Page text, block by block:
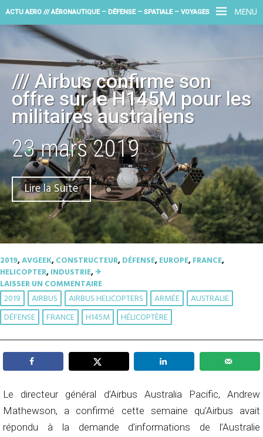
MENU
ACTU AERO /// AÉRONAUTIQUE – DÉFENSE – SPATIALE – VOYAGES
/// Airbus confirme son
offre sur le H145M pour les
militaires australiens
23 mars 2019
Lire la Suite
2019,AVGEEK,CONSTRUCTEUR,DÉFENSE,EUROPE,FRANCE,
HELICOPTER,INDUSTRIE,✈︎
LAISSER UN COMMENTAIRE
2019 AIRBUS AIRBUS HELICOPTERS ARMÉE
AUSTRALIE
DÉFENSE
FRANCE H145M HÉLICOPTÈRE
Le directeur général d’Airbus Australia Pacific, Andrew
Mathewson, a confirmé cette semaine qu’Airbus avait
répondu à la demande d’informations de l’Australie